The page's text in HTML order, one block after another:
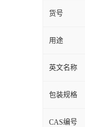
货号
用途
英文名称
包装规格
CAS编号